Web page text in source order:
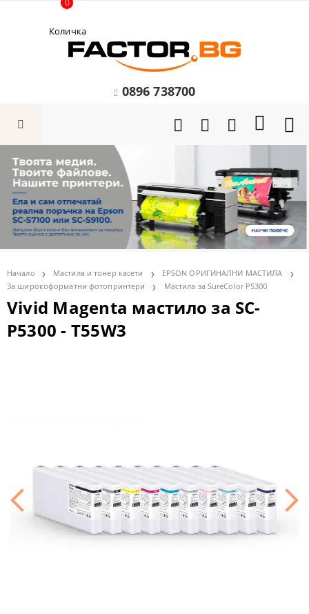
Количка
0
0896 738700
Начало Мастила и тонер касети
EPSON ОРИГИНАЛНИ МАСТИЛА
За широкоформатни фотопринтери
Мастила за SureColor P5300
Vivid Magenta мастило за SC-
P5300 - T55W3